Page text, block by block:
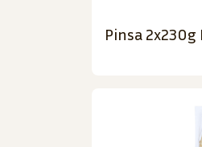
Pinsa 2x230g